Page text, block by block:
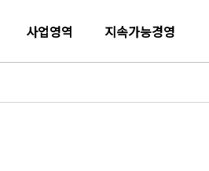
사업영역 지속가능경영